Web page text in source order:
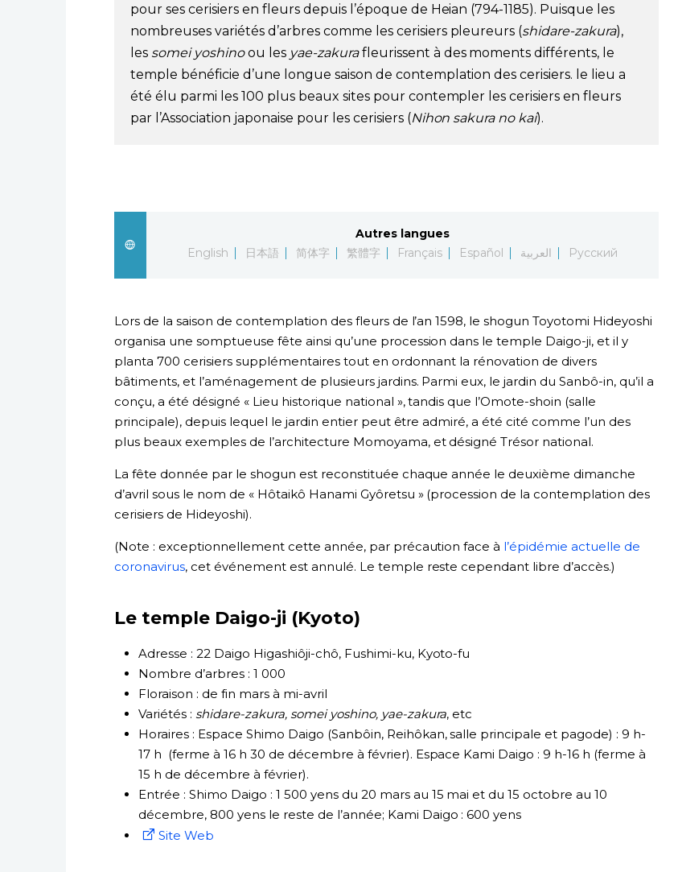
pour ses cerisiers en fleurs depuis l’époque de Heian (794-1185). Puisque les
nombreuses variétés d’arbres comme les cerisiers pleureurs (shidare-zakura),
les somei yoshinoou les yae-zakurafleurissent à des moments différents, le
temple bénéficie d’une longue saison de contemplation des cerisiers. le lieu a
été élu parmi les 100 plus beaux sites pour contempler les cerisiers en fleurs
par l’Association japonaise pour les cerisiers (Nihon sakura no kai).
Autres langues
English
日本語 简体字 繁體字 Français Español العربية Русский
Lors de la saison de contemplation des fleurs de l’an 1598, le shogun Toyotomi Hideyoshi
organisa une somptueuse fête ainsi qu’une procession dans le temple Daigo-ji, et il y
planta 700 cerisiers supplémentaires tout en ordonnant la rénovation de divers
bâtiments, et l’aménagement de plusieurs jardins. Parmi eux, le jardin du Sanbô-in, qu’il a
conçu, a été désigné « Lieu historique national », tandis que l’Omote-shoin (salle
principale), depuis lequel le jardin entier peut être admiré, a été cité comme l’un des
plus beaux exemples de l’architecture Momoyama, et désigné Trésor national.
La fête donnée par le shogun est reconstituée chaque année le deuxième dimanche
d’avril sous le nom de « Hôtaikô Hanami Gyôretsu » (procession de la contemplation des
cerisiers de Hideyoshi).
(Note : exceptionnellement cette année, par précaution face à l’épidémie actuelle de
coronavirus, cet événement est annulé. Le temple reste cependant libre d’accès.)
Le temple Daigo-ji (Kyoto)
Adresse : 22 Daigo Higashiôji-chô, Fushimi-ku, Kyoto-fu
Nombre d’arbres : 1 000
Floraison : de fin mars à mi-avril
Variétés : shidare-zakura, somei yoshino, yae-zakura, etc
Horaires : Espace Shimo Daigo (Sanbôin, Reihôkan, salle principale et pagode) : 9 h-
17 h (ferme à 16 h 30 de décembre à février). Espace Kami Daigo : 9 h-16 h (ferme à
15 h de décembre à février).
Entrée : Shimo Daigo : 1 500 yens du 20 mars au 15 mai et du 15 octobre au 10
décembre, 800 yens le reste de l’année; Kami Daigo : 600 yens
Site Web